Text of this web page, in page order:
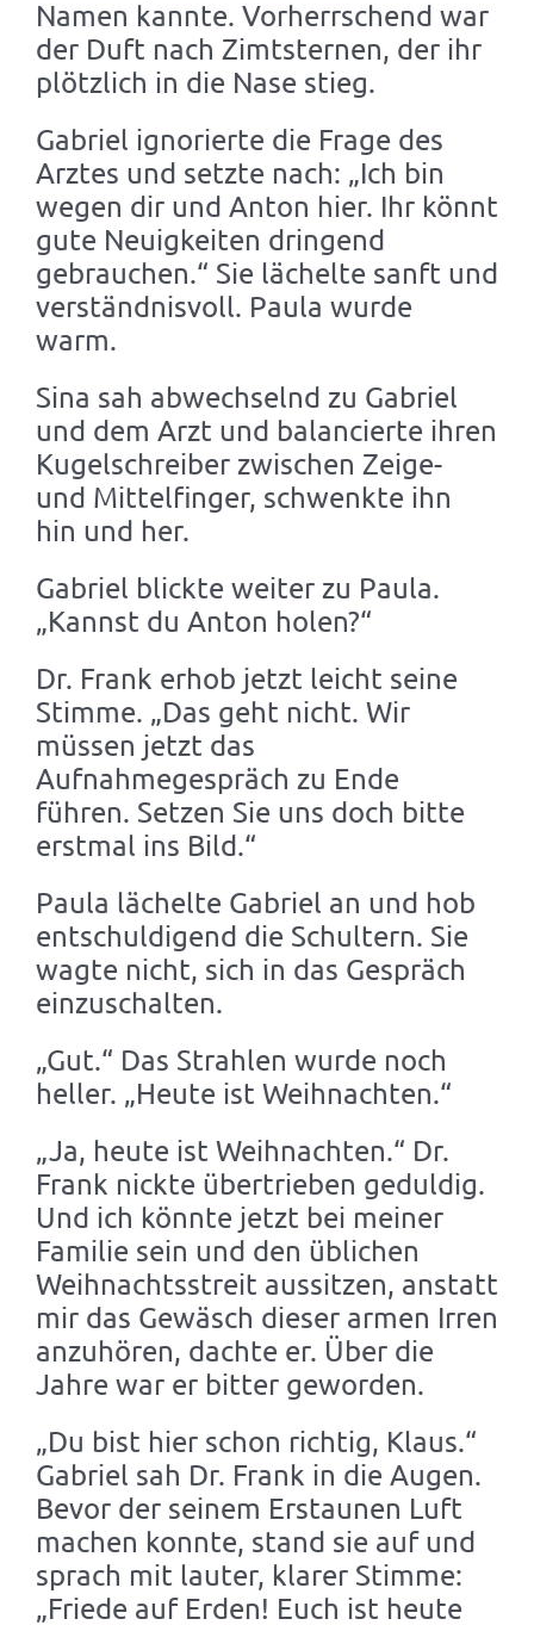
Namen kannte. Vorherrschend war
der Duft nach Zimtsternen, der ihr
plötzlich in die Nase stieg.
Gabriel ignorierte die Frage des
Arztes und setzte nach: „Ich bin
wegen dir und Anton hier. Ihr könnt
gute Neuigkeiten dringend
gebrauchen.“ Sie lächelte sanft und
verständnisvoll. Paula wurde
warm.
Sina sah abwechselnd zu Gabriel
und dem Arzt und balancierte ihren
Kugelschreiber zwischen Zeige-
und Mittelfinger, schwenkte ihn
hin und her.
Gabriel blickte weiter zu Paula.
„Kannst du Anton holen?“
Dr. Frank erhob jetzt leicht seine
Stimme. „Das geht nicht. Wir
müssen jetzt das
Aufnahmegespräch zu Ende
führen. Setzen Sie uns doch bitte
erstmal ins Bild.“
Paula lächelte Gabriel an und hob
entschuldigend die Schultern. Sie
wagte nicht, sich in das Gespräch
einzuschalten.
„Gut.“ Das Strahlen wurde noch
heller. „Heute ist Weihnachten.“
„Ja, heute ist Weihnachten.“ Dr.
Frank nickte übertrieben geduldig.
Und ich könnte jetzt bei meiner
Familie sein und den üblichen
Weihnachtsstreit aussitzen, anstatt
mir das Gewäsch dieser armen Irren
anzuhören, dachte er. Über die
Jahre war er bitter geworden.
„Du bist hier schon richtig, Klaus.“
Gabriel sah Dr. Frank in die Augen.
Bevor der seinem Erstaunen Luft
machen konnte, stand sie auf und
sprach mit lauter, klarer Stimme:
„Friede auf Erden! Euch ist heute